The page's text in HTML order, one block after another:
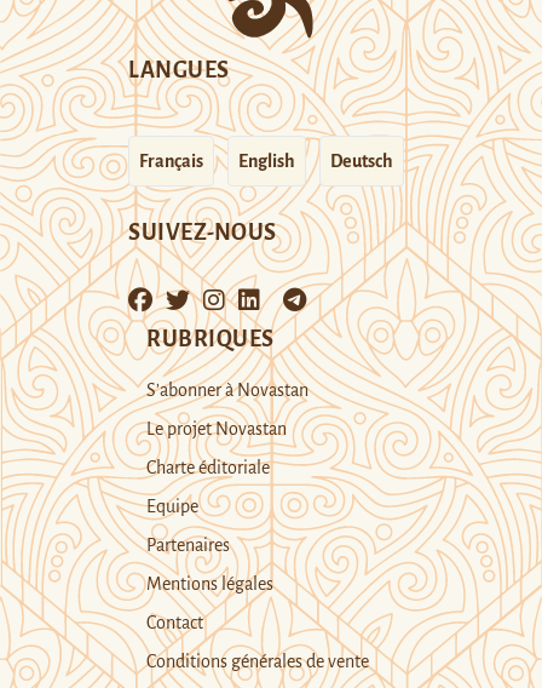
LANGUES
Français English Deutsch
SUIVEZ-NOUS
RUBRIQUES
S’abonner à Novastan
Le projet Novastan
Charte éditoriale
Equipe
Partenaires
Mentions légales
Contact
Conditions générales de vente